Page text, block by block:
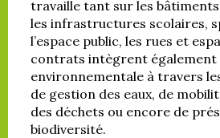
travaille tant sur les
les infrastructures scolaires,
l’espace public, les rues et
contrats intègrent également
environnementale à travers
de gestion des eaux, de
des déchets ou encore de
biodiversité.